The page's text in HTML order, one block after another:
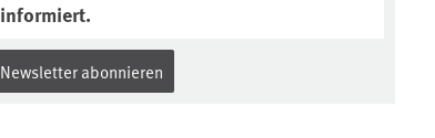
informiert.
Newsletter abonnieren